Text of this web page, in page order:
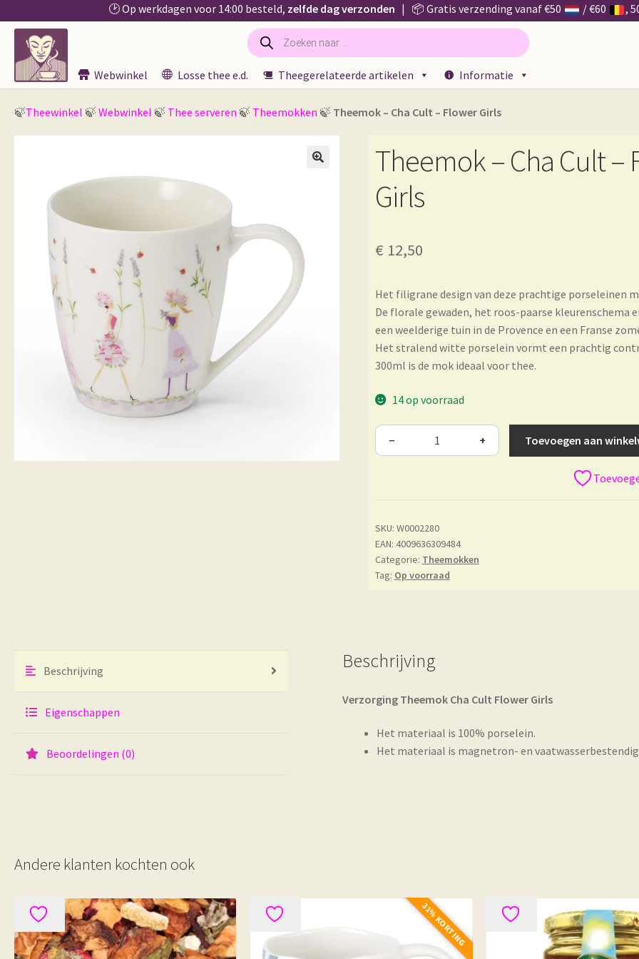
🕑 Op werkdagen voor 14:00 besteld, zelfde dag verzonden | 📦 Gratis verzending vanaf €50 / €60
,
Ga
door
naar
navigatie
Ga
naar
inhoud
Producten
zoeken
Webwinkel Losse thee e.d. Theegerelateerde artikelen Informatie
🍃Theewinkel 🍃 Webwinkel 🍃 Thee serveren 🍃 Theemokken 🍃 Theemok – Cha Cult – Flower Girls
Theemok – Cha Cult –
Girls
€ 12,50
Het filigrane design van deze prachtige porseleinen
De florale gewaden, het roos-paarse kleurenschema
een weelderige tuin in de Provence en een Franse
Het stralend witte porselein vormt een prachtig
300ml is de mok ideaal voor thee.
14 op voorraad
− + Toevoegen aan
SKU: W0002280
EAN: 4009636309484
Categorie: Theemokken
Tag: Op voorraad
Beschrijving
Eigenschappen
Beoordelingen (0)
Beschrijving
Verzorging Theemok Cha Cult Flower Girls
Het materiaal is 100% porselein.
Het materiaal is magnetron- en
Andere klanten kochten ook
31% KORTING